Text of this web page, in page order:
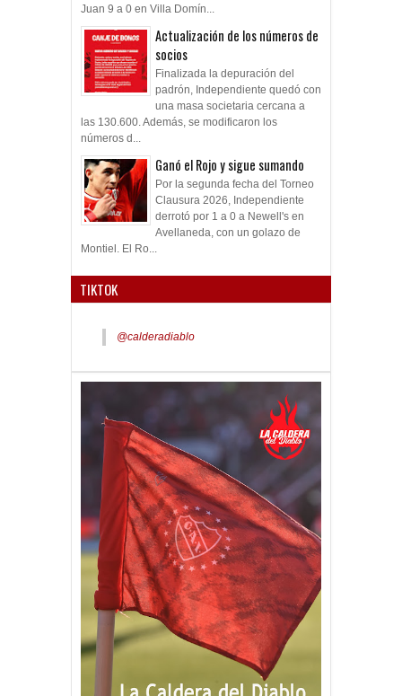
Juan 9 a 0 en Villa Domín...
Actualización de los números de
socios
Finalizada la depuración del
padrón, Independiente quedó con
una masa societaria cercana a
las 130.600. Además, se modificaron los
números d...
Ganó el Rojo y sigue sumando
Por la segunda fecha del Torneo
Clausura 2026, Independiente
derrotó por 1 a 0 a Newell's en
Avellaneda, con un golazo de
Montiel. El Ro...
TIKTOK
@calderadiablo